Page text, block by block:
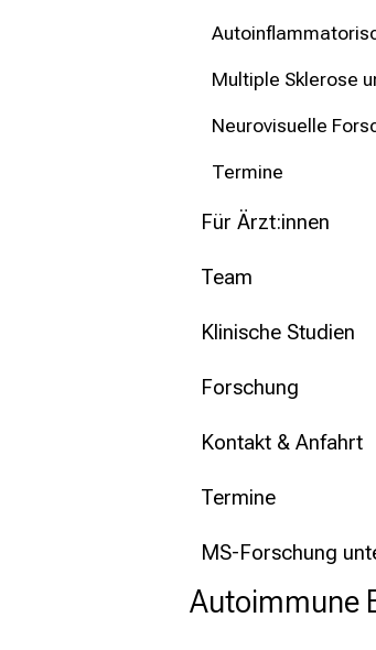
Multiple Sklerose
Neurovisuelle
Termine
Für Ärzt:innen
Team
Klinische Studien
Forschung
Kontakt & Anfahrt
Termine
MS-Forschung
Autoimmune